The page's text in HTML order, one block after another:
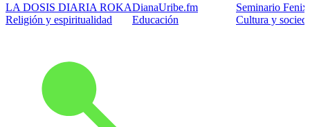
LA DOSIS DIARIA ROKA
Religión y espiritualidad
DianaUribe.fm
Educación
Seminario
Cultura y